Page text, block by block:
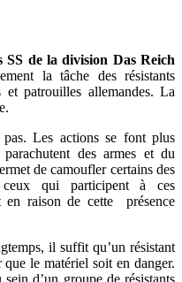
SS de la division Das Reich
la tâche des résistants
patrouilles allemandes. La
Les actions se font plus
des armes et du
de camoufler certains des
ceux qui participent à ces
raison de cette présence
il suffit qu’un résistant
le matériel soit en danger.
d’un groupe de résistants